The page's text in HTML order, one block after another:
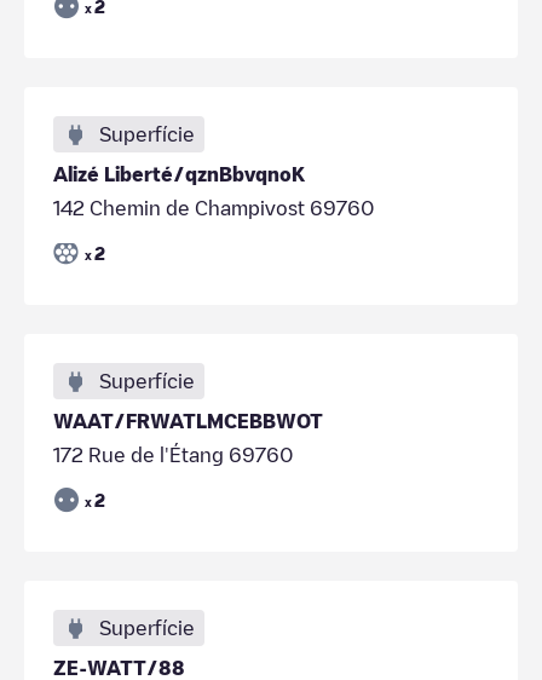
x 2
Superfície
Alizé Liberté/qznBbvqnoK
142 Chemin de Champivost 69760
x 2
Superfície
WAAT/FRWATLMCEBBWOT
172 Rue de l'Étang 69760
x 2
Superfície
ZE-WATT/88